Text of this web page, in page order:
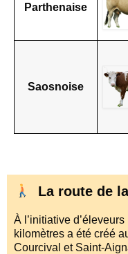
Parthenaise
Saosnoise
La route de
À l’initiative
kilomètres a été créé
Courcival et Saint-